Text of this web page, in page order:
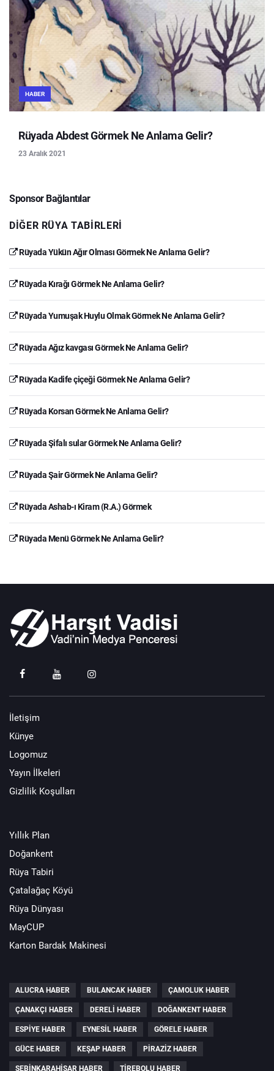
HABER
Rüyada Abdest Görmek Ne Anlama Gelir?
23 Aralık 2021
Sponsor Bağlantılar
DIĞER RÜYA TABIRLERI
Rüyada Yükün Ağır Olması Görmek Ne Anlama Gelir?
Rüyada Kırağı Görmek Ne Anlama Gelir?
Rüyada Yumuşak Huylu Olmak Görmek Ne Anlama Gelir?
Rüyada Ağız kavgası Görmek Ne Anlama Gelir?
Rüyada Kadife çiçeği Görmek Ne Anlama Gelir?
Rüyada Korsan Görmek Ne Anlama Gelir?
Rüyada Şifalı sular Görmek Ne Anlama Gelir?
Rüyada Şair Görmek Ne Anlama Gelir?
Rüyada Ashab-ı Kiram (R.A.) Görmek
Rüyada Menü Görmek Ne Anlama Gelir?
İletişim
Künye
Logomuz
Yayın İlkeleri
Gizlilik Koşulları
Yıllık Plan
Doğankent
Rüya Tabiri
Çatalağaç Köyü
Rüya Dünyası
MayCUP
Karton Bardak Makinesi
ALUCRA HABER BULANCAK HABER ÇAMOLUK HABER
ÇANAKÇI HABER DERELI HABER DOĞANKENT HABER
ESPIYE HABER EYNESIL HABER GÖRELE HABER
GÜCE HABER KEŞAP HABER PIRAZIZ HABER
ŞEBINKARAHISAR HABER TIREBOLU HABER